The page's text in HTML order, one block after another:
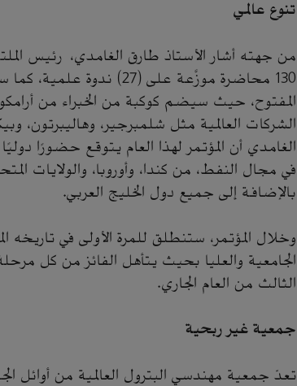
تنوع عالمي
من جهته أشار الأستاذ طارق الغامدي، رئيس
130 محاضرة موزَّعة على
المفتوح، حيث سيضم كوكبة من الخبراء من
الشركات العالمية مثل شلمبرجير، وهاليبرتون،
الغامدي أن المؤتمر لهذا العام يتوقع حضورًا
في مجال النفط، من كندا، وأوروبا، والولايات
بالإضافة إلى جميع دول الخليج العربي.
وخلال المؤتمر، ستنطلق للمرة الأولى في تاريخه
الجامعية والعليا بحيث يتأهل الفائز من كل
الثالث من العام الجاري.
جمعية غير ربحية
تعدّ جمعية مهندسي البترول العالمية من أوائل